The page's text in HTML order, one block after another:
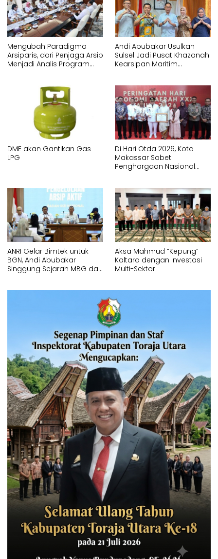
Mengubah Paradigma
Arsiparis, dari Penjaga Arsip
Menjadi Analis Program
Andi Abubakar Usulkan
Sulsel Jadi Pusat Khazanah
Kearsipan Maritim
DME akan Gantikan Gas
LPG
Di Hari Otda 2026, Kota
Makassar Sabet
Penghargaan Nasional
ANRI Gelar Bimtek untuk
BGN, Andi Abubakar
Singgung Sejarah MBG dari
Aksa Mahmud “Kepung”
Kaltara dengan Investasi
Multi-Sektor